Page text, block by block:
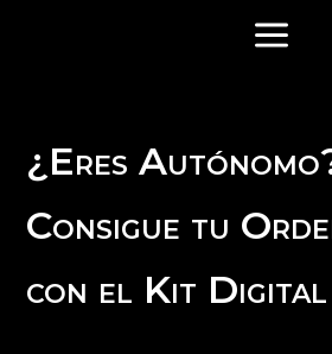
a
¿Eres
Consigue tu
con el Kit Digital